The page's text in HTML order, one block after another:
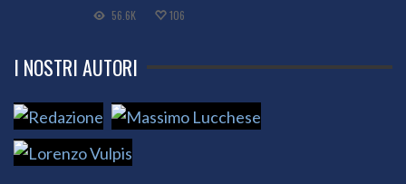
56.6K 106
I NOSTRI AUTORI